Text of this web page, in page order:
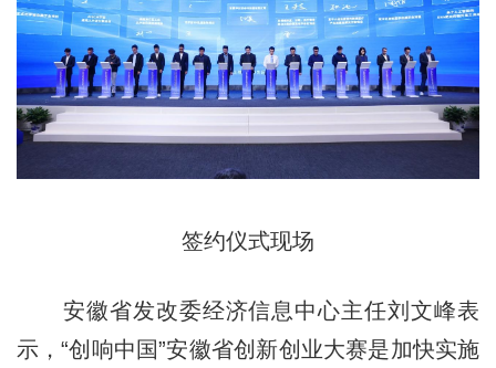
签约仪式现场
安徽省发改委经济信息中心主任刘文峰表
示，“创响中国”安徽省创新创业大赛是加快实施